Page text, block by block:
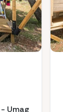
Umag